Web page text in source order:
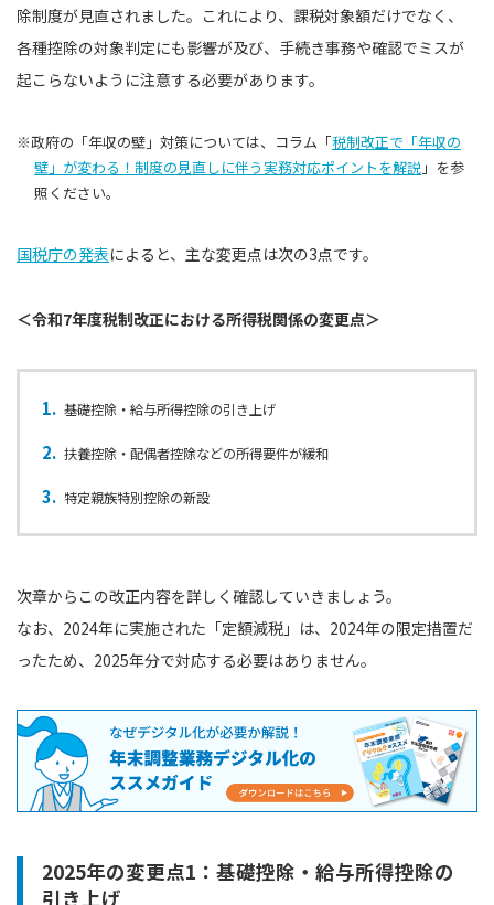
除制度が見直されました。これにより、課税対象額だけでなく、
各種控除の対象判定にも影響が及び、手続き事務や確認でミスが
起こらないように注意する必要があります。
※政府の「年収の壁」対策については、コラム「税制改正で「年収の
壁」が変わる！制度の見直しに伴う実務対応ポイントを解説 」を参
照ください。
国税庁の発表によると、主な変更点は次の3点です。
＜令和7年度税制改正における所得税関係の変更点＞
基礎控除・給与所得控除の引き上げ
扶養控除・配偶者控除などの所得要件が緩和
特定親族特別控除の新設
次章からこの改正内容を詳しく確認していきましょう。
なお、2024年に実施された「定額減税」は、2024年の限定措置だ
ったため、2025年分で対応する必要はありません。
2025年の変更点1：基礎控除・給与所得控除の
引き上げ